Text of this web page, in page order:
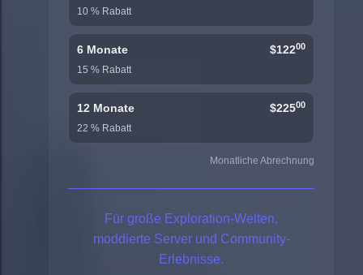
10 % Rabatt
6 Monate $12200
15 % Rabatt
12 Monate $22500
22 % Rabatt
Monatliche Abrechnung
Für große Exploration-Welten,
moddierte Server und Community-
Erlebnisse.